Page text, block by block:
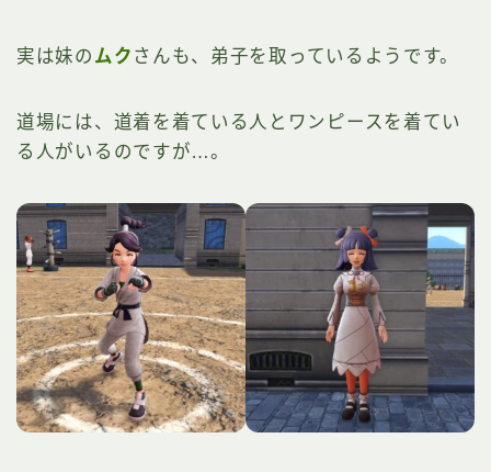
実は妹の ムク さんも、弟子を取っているようです。
道場には、道着を着ている人とワンピースを着てい
る人がいるのですが…。